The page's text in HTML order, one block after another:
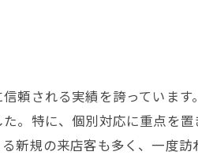
補聴器センター尾西で新し
しい聞こえの世界への第一歩
聴器で生活の質を向上
頼される実績を誇っていま
。特に、個別対応に重点を
新規の来店客も多く、一度